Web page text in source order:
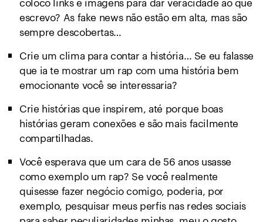
escrevo? As fake news não estão em alta, mas são
sempre descobertas…
Crie um clima para contar a história… Se eu falasse
que ia te mostrar um rap com uma história bem
emocionante você se interessaria?
Crie histórias que inspirem, até porque boas
histórias geram conexões e são mais facilmente
compartilhadas.
Você esperava que um cara de 56 anos usasse
como exemplo um rap? Se você realmente
quisesse fazer negócio comigo, poderia, por
exemplo, pesquisar meus perfis nas redes sociais